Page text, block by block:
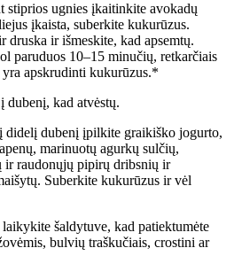
stiprios ugnies įkaitinkite avokadų
įkaista, suberkite kukurūzus.
druska ir išmeskite, kad apsemtų.
paruduos 10–15 minučių, retkarčiais
apskrudinti kukurūzus.*
dubenį, kad atvėstų.
didelį dubenį įpilkite graikiško jogurto,
marinuotų agurkų sulčių,
ir raudonųjų pipirų dribsnių ir
Suberkite kukurūzus ir vėl
šaldytuve, kad patiektumėte
bulvių traškučiais, crostini ar